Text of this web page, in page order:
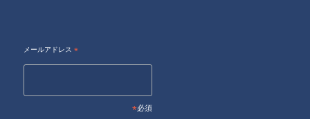
メールアドレス *
*必須